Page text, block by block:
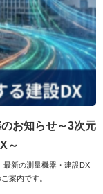
お知らせ～3次元
～
最新の測量機器・建設DX
案内です。